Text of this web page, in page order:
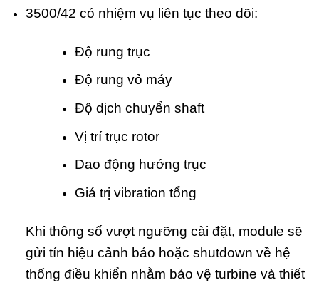
3500/42 có nhiệm vụ liên tục theo dõi:
Độ rung trục
Độ rung vỏ máy
Độ dịch chuyển shaft
Vị trí trục rotor
Dao động hướng trục
Giá trị vibration tổng
Khi thông số vượt ngưỡng cài đặt, module sẽ
gửi tín hiệu cảnh báo hoặc shutdown về hệ
thống điều khiển nhằm bảo vệ turbine và thiết